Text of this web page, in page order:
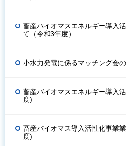
畜産バイオマスエネルギー導入
て（令和3年度）
小水力発電に係るマッチング会
畜産バイオマスエネルギー導入
度)
畜産バイオマス導入活性化事業
度)